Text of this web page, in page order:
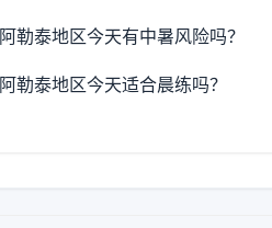
阿勒泰地区今天有中暑风险吗？
阿勒泰地区今天适合晨练吗？